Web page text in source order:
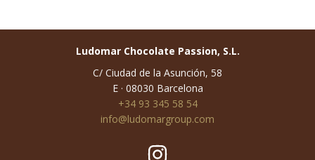
Ludomar Chocolate Passion, S.L.
C/ Ciudad de la Asunción, 58
E · 08030 Barcelona
+34 93 345 58 54
info@ludomargroup.com